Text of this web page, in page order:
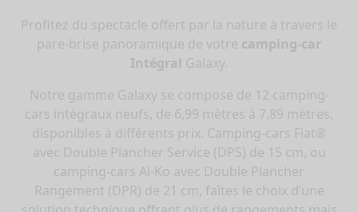
Profitez du spectacle offert par la nature à travers le
pare-brise panoramique de votre camping-car
Intégral Galaxy.
Notre gamme Galaxy se compose de 12 camping-
cars intégraux neufs, de 6,99 mètres à 7,89 mètres,
disponibles à différents prix. Camping-cars Fiat®
avec Double Plancher Service (DPS) de 15 cm, ou
camping-cars Al-Ko avec Double Plancher
Rangement (DPR) de 21 cm, faîtes le choix d’une